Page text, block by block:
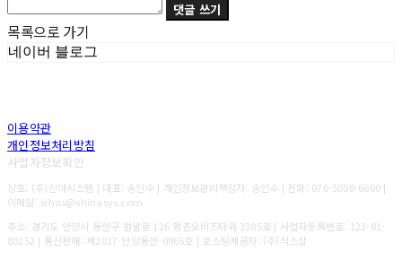
댓글 쓰기
목록으로 가기
네이버 블로그
이용약관
개인정보처리방침
사업자정보확인
상호: (주)신아시스템 | 대표: 송인수 | 개인정보관리책임자: 송인수 | 전화: 070-5050-6600 |
이메일: sihas@shinasys.com
주소: 경기도 안양시 동안구 벌말로 126 평촌오비즈타워 3305호 | 사업자등록번호: 123-81-
80252 | 통신판매: 제2017-안양동안-0965호 | 호스팅제공자: (주)식스샵